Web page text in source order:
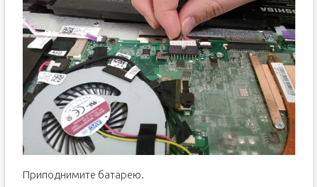
Приподнимите батарею.